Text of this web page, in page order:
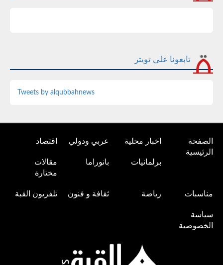
تابعونا على تويتر
Tweets by alqubbahnews
الصفحة
الرئيسية
اخبار محلية عربي ودولي اقتصاد
برلمانيات بانوراما
مقالات
مختارة
مناسبات رياضة ثقافة و فنون تلفزيون القبة
سياسة
الخصوصية